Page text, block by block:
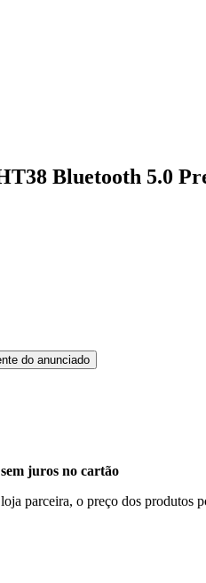
Bluetooth 5.0
do anunciado
juros no cartão
parceira, o preço dos